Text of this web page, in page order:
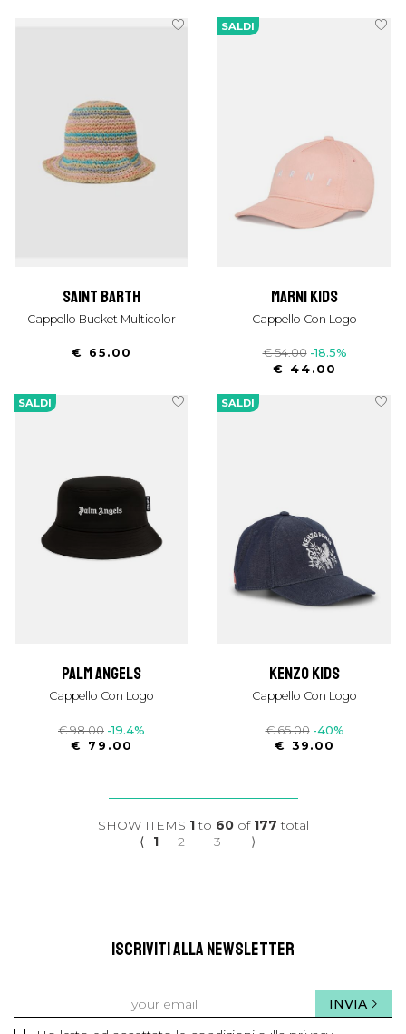
saint barth
Cappello Bucket Multicolor
€ 65.00
SALDI
marni kids
Cappello Con Logo
€ 54.00 -18.5%
€ 44.00
SALDI
palm angels
Cappello Con Logo
€ 98.00 -19.4%
€ 79.00
SALDI
kenzo kids
Cappello Con Logo
€ 65.00 -40%
€ 39.00
SHOW ITEMS 1to 60of 177 total
⟨
1 2 3 ⟩
ISCRIVITI ALLA NEWSLETTER
INVIA